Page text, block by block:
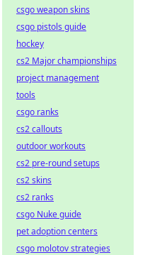
csgo weapon skins
csgo pistols guide
hockey
cs2 Major championships
project management
tools
csgo ranks
cs2 callouts
outdoor workouts
cs2 pre-round setups
cs2 skins
cs2 ranks
csgo Nuke guide
pet adoption centers
csgo molotov strategies